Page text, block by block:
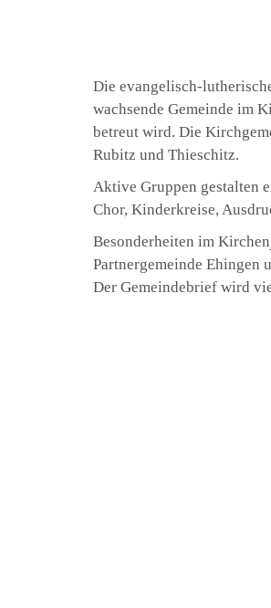
Die evangelisch-
wachsende Gemeinde im
betreut wird. Die
Rubitz und Thieschitz.
Aktive Gruppen gestalten
Chor, Kinderkreise,
Besonderheiten im
Partnergemeinde Ehingen
Der Gemeindebrief wird